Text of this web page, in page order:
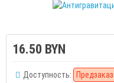
16.50 BYN
Доступность: Предзаказ